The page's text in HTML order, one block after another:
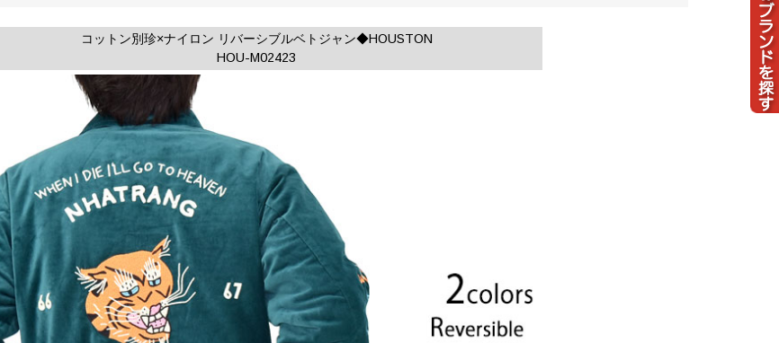
コットン別珍×ナイロン リバーシブルベトジャン◆HOUSTON
HOU-M02423